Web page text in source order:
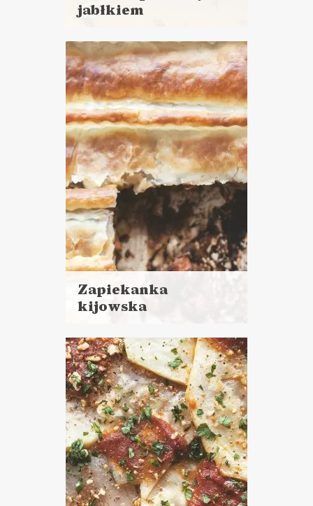
jabłkiem
więcej
Czas przygotowania: powyżej
godziny
ZUPY WIELKANOC ?
Zapiekanka
kijowska
więcej
Czas przygotowania: 60 minut
+ 20 minut pieczenia
DANIA GŁÓWNE
NIEDZIELNE GOTOWANIE ?
WIELKANOC ?